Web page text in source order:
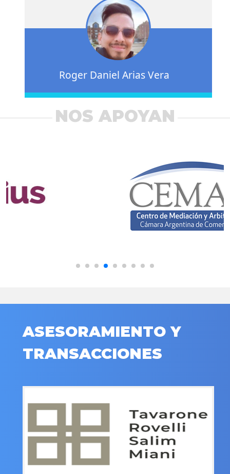
Roger Daniel Arias Vera
NOS APOYAN
ASESORAMIENTO Y
TRANSACCIONES